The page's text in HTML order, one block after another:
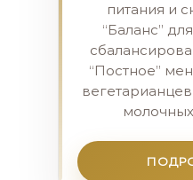
питания и
“Баланс”
“Постное”